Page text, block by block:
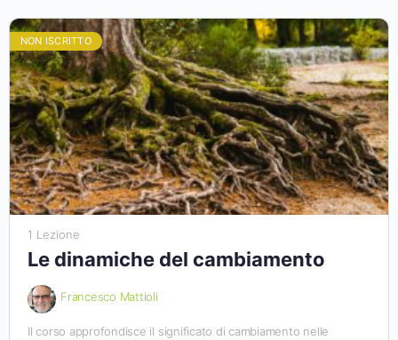
NON ISCRITTO
1 Lezione
Le dinamiche del cambiamento
Francesco Mattioli
Il corso approfondisce il significato di cambiamento nelle